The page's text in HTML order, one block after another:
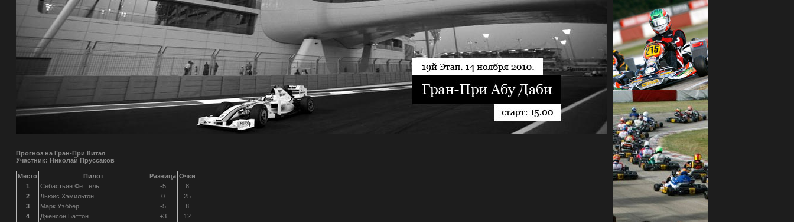
Прогноз на Гран-При Китая
Участник: Николай Пруссаков
Место Пилот Разница Очки
1
Себастьян Феттель -5
8
2
Льюис Хэмильтон 0
25
3
Марк Уэббер -5
8
4
Дженсон Баттон +3
12